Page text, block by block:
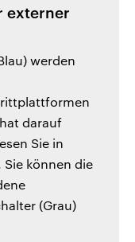
externer
werden
darauf
Sie in
Sie können die
(Grau)